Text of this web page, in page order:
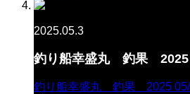
2025.05.3
釣り船幸盛丸 釣果
釣り船幸盛丸 釣果 2025 05/